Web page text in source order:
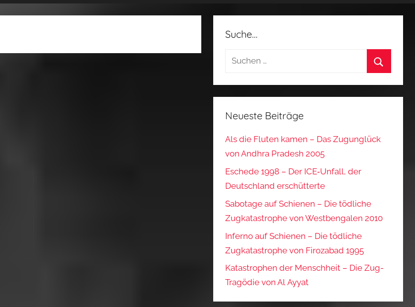
Suche…
Suchen
Neueste Beiträge
Als die Fluten kamen – Das Zugunglück
von Andhra Pradesh 2005
Eschede 1998 – Der ICE‑Unfall, der
Deutschland erschütterte
Sabotage auf Schienen – Die tödliche
Zugkatastrophe von Westbengalen 2010
Inferno auf Schienen – Die tödliche
Zugkatastrophe von Firozabad 1995
Katastrophen der Menschheit – Die Zug-
Tragödie von Al Ayyat